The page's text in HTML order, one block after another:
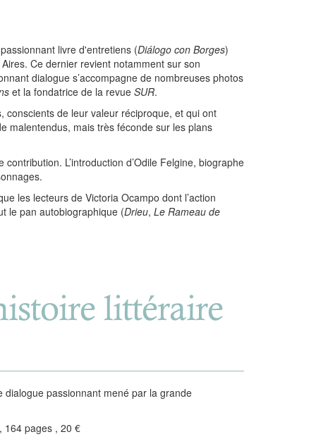
livre d'entretiens (Diálogo con Borges)
Ce dernier revient notamment sur son
dialogue s’accompagne de nombreuses photos
et la fondatrice de la revue SUR.
de leur valeur réciproque, et qui ont
malentendus, mais très féconde sur les plans
L’introduction d’Odile Felgine, biographe
les lecteurs de Victoria Ocampo dont l’action
le pan autobiographique (Drieu, Le Rameau de
littéraire
dialogue passionnant mené par la grande
164 pages , 20 €